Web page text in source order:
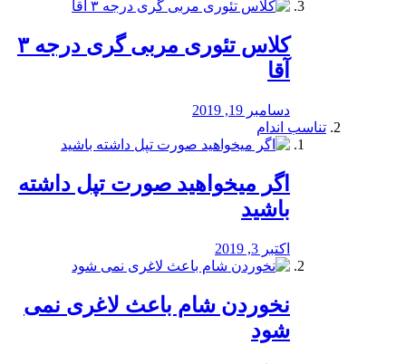
کلاس تئوری مربی گری درجه ۳
آقا
دسامبر 19, 2019
تناسب اندام
اگر میخواهید صورت تپل داشته
باشید
اکتبر 3, 2019
نخوردن شام باعث لاغری نمی
‌شود